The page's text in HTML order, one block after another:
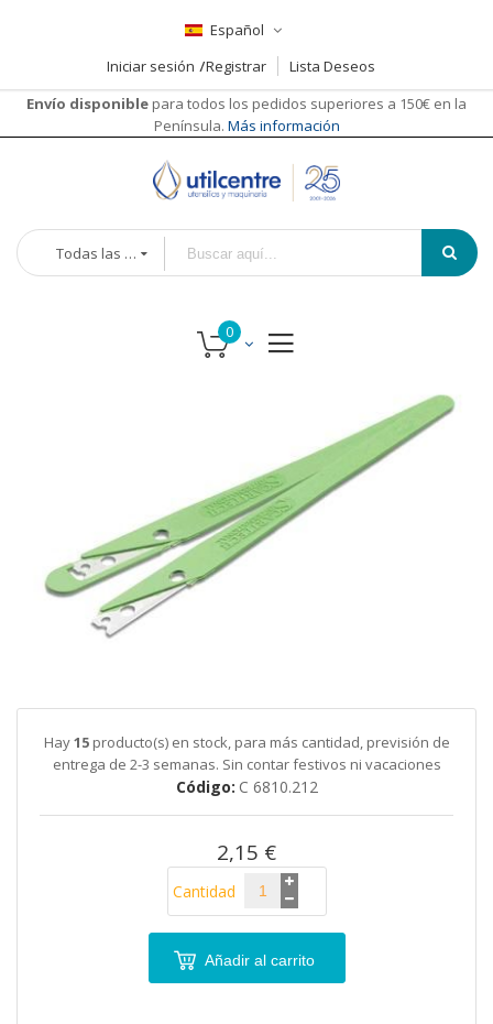
Español
Iniciar sesión
Registrar
Lista Deseos
Envío disponible para todos los pedidos superiores a 150€ en la
Península. Más información
Todas las categorías
comienzo
galería
imágenes
Hay15producto(s) en stock, para más cantidad, previsión de
entrega de 2-3 semanas. Sin contar festivos ni vacaciones
Código C 6810.212
2,15 €
Cantidad
Añadir al carrito